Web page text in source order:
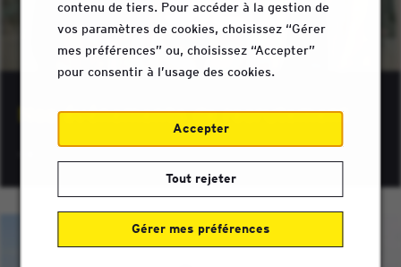
contenu de tiers. Pour accéder à la gestion de
vos paramètres de cookies, choisissez “Gérer
mes préférences” ou, choisissez “Accepter”
pour consentir à l’usage des cookies.
Accepter
Tout rejeter
Gérer mes préférences
Nos événements de recrutement